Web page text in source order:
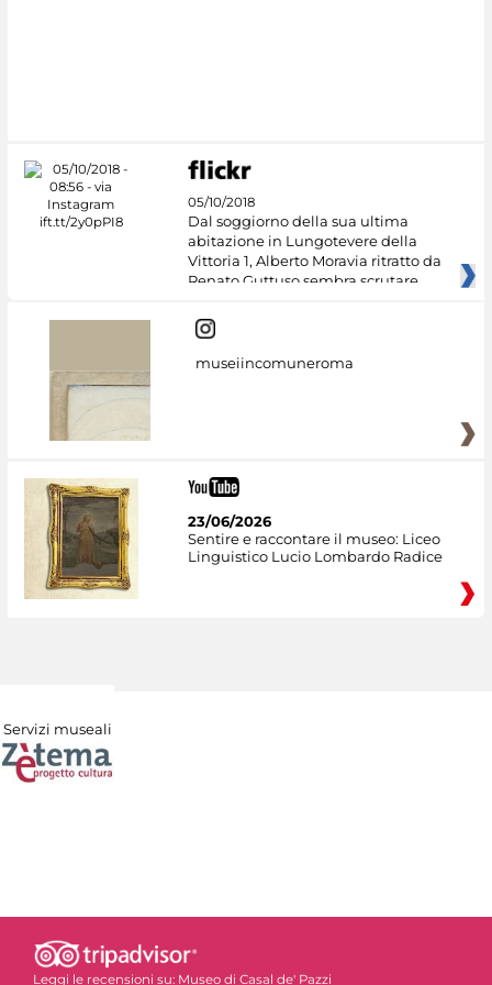
05/10/2018
Dal soggiorno della sua ultima
abitazione in Lungotevere della
Vittoria 1, Alberto Moravia ritratto da
Renato Guttuso sembra scrutare
museiincomuneroma
23/06/2026
Sentire e raccontare il museo: Liceo
Linguistico Lucio Lombardo Radice
Servizi museali
Leggi le recensioni su: Museo di Casal de' Pazzi